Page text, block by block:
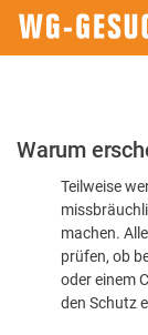
Bitte
dass
Warum
Teilweise
machen.
prüfen, ob
oder einem
den Schutz